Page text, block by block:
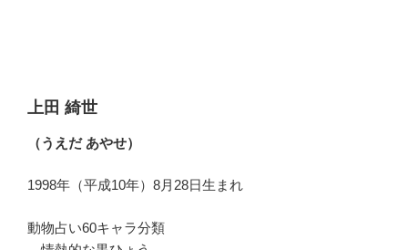
上田 綺世
（うえだ あやせ）
1998年（平成10年）8月28日生まれ
動物占い60キャラ分類